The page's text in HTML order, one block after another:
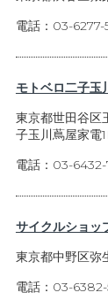
電話：03-6277-
モトベロ二子玉
東京都世田谷区
子玉川蔦屋家電
電話：03-
サイクルショ
東京都中野区弥
電話：03-